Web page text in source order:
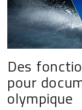
Des
pour
olympique